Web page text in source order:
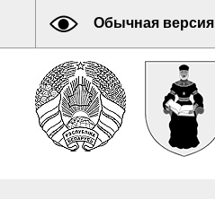
Обычная версия